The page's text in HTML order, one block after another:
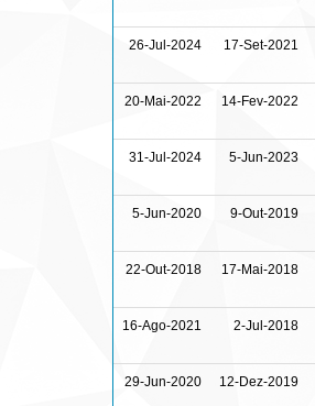
26-Jul-2024 17-Set-2021
20-Mai-2022 14-Fev-2022
31-Jul-2024 5-Jun-2023
5-Jun-2020 9-Out-2019
22-Out-2018 17-Mai-2018
16-Ago-2021 2-Jul-2018
29-Jun-2020 12-Dez-2019